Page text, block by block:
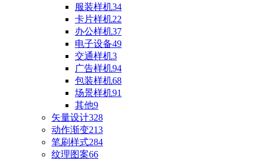
服装样机34
卡片样机22
办公样机37
电子设备49
交通样机3
广告样机94
包装样机68
场景样机91
其他9
矢量设计328
动作渐变213
笔刷样式284
纹理图案66